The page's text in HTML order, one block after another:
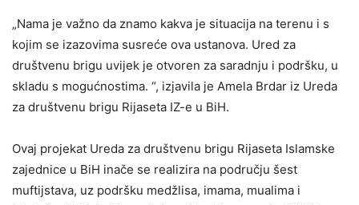
„Nama je važno da znamo kakva je situacija na terenu i s
kojim se izazovima susreće ova ustanova. Ured za
društvenu brigu uvijek je otvoren za saradnju i podršku, u
skladu s mogućnostima. “, izjavila je Amela Brdar iz Ureda
za društvenu brigu Rijaseta IZ-e u BiH.
Ovaj projekat Ureda za društvenu brigu Rijaseta Islamske
zajednice u BiH inače se realizira na području šest
muftijstava, uz podršku medžlisa, imama, mualima i